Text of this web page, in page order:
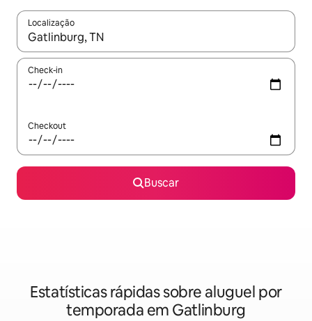
Localização
Quando os resultados estiverem disponíveis, explore-os
Check-in
Checkout
Buscar
Estatísticas rápidas sobre aluguel por
temporada em Gatlinburg